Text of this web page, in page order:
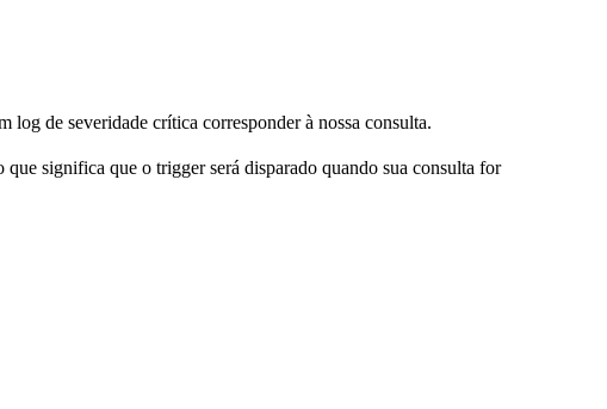
log de severidade crítica corresponder à nossa consulta.
que significa que o trigger será disparado quando sua consulta for